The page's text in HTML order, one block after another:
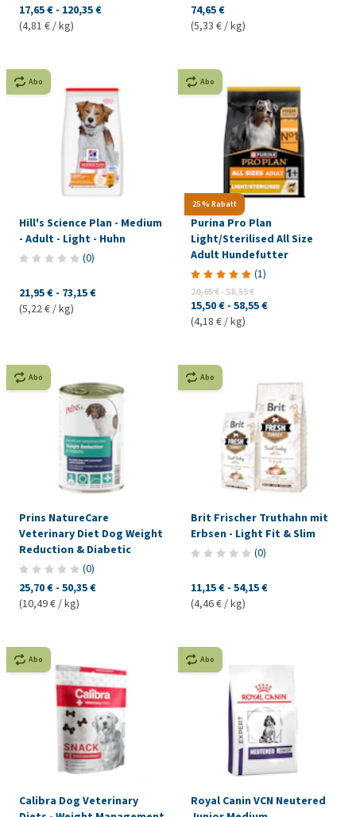
17,65 € - 120,35 €
(4,81 € / kg)
74,65 €
(5,33 € / kg)
Abo
Hill's Science Plan - Medium
- Adult - Light - Huhn
(0)
21,95 € - 73,15 €
(5,22 € / kg)
25 % Rabatt
Abo
Purina Pro Plan
Light/Sterilised All Size
Adult Hundefutter
(1)
20,65 €-58,55 €
15,50 € - 58,55 €
(4,18 € / kg)
Abo
Prins NatureCare
Veterinary Diet Dog Weight
Reduction & Diabetic
(0)
25,70 € - 50,35 €
(10,49 € / kg)
Abo
Brit Frischer Truthahn mit
Erbsen - Light Fit & Slim
(0)
11,15 € - 54,15 €
(4,46 € / kg)
Abo
Calibra Dog Veterinary
Abo
Royal Canin VCN Neutered